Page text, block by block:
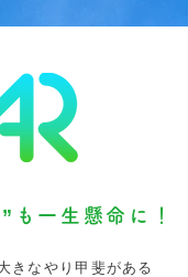
も一生懸命に！
きなやり甲斐がある